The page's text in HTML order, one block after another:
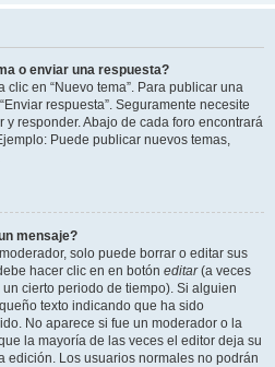
o enviar una respuesta?
en “Nuevo tema”. Para publicar una
respuesta”. Seguramente necesite
responder. Abajo de cada foro encontrará
Puede publicar nuevos temas,
mensaje?
solo puede borrar o editar sus
hacer clic en en botón editar(a veces
cierto periodo de tiempo). Si alguien
texto indicando que ha sido
No aparece si fue un moderador o la
la mayoría de las veces el editor deja su
edición. Los usuarios normales no podrán